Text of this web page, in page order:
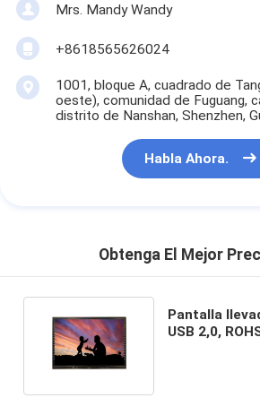
Mrs. Mandy Wandy
+8618565626024
1001, bloque A, cuadrado de
oeste), comunidad de Fuguang,
distrito de Nanshan, Shenzhen,
Habla Ahora.
Obtenga El Mejor
Pantalla
USB 2,0,